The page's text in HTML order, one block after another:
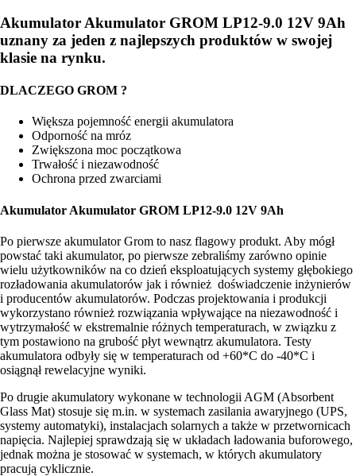
Akumulator Akumulator GROM LP12-9.0 12V 9Ah
uznany za jeden z najlepszych produktów w swojej
klasie na rynku.
DLACZEGO GROM ?
Większa pojemność energii akumulatora
Odporność na mróz
Zwiększona moc początkowa
Trwałość i niezawodność
Ochrona przed zwarciami
Akumulator Akumulator GROM LP12-9.0 12V 9Ah
Po pierwsze akumulator Grom to nasz flagowy produkt. Aby mógł
powstać taki akumulator, po pierwsze zebraliśmy zarówno opinie
wielu użytkowników na co dzień eksploatujących systemy głębokiego
rozładowania akumulatorów jak i również doświadczenie inżynierów
i producentów akumulatorów. Podczas projektowania i produkcji
wykorzystano również rozwiązania wpływające na niezawodność i
wytrzymałość w ekstremalnie różnych temperaturach, w związku z
tym postawiono na grubość płyt wewnątrz akumulatora. Testy
akumulatora odbyły się w temperaturach od +60*C do -40*C i
osiągnął rewelacyjne wyniki.
Po drugie akumulatory wykonane w technologii AGM (Absorbent
Glass Mat) stosuje się m.in. w systemach zasilania awaryjnego (UPS,
systemy automatyki), instalacjach solarnych a także w przetwornicach
napięcia. Najlepiej sprawdzają się w układach ładowania buforowego,
jednak można je stosować w systemach, w których akumulatory
pracują cyklicznie.